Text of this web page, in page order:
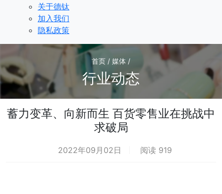
关于德钛
加入我们
隐私政策
首页 / 媒体 /
行业动态
蓄力变革、向新而生 百货零售业在挑战中
求破局
2022年09月02日 阅读 919